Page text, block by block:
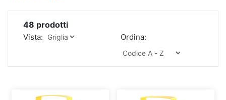
48 prodotti
Vista: Ordina: